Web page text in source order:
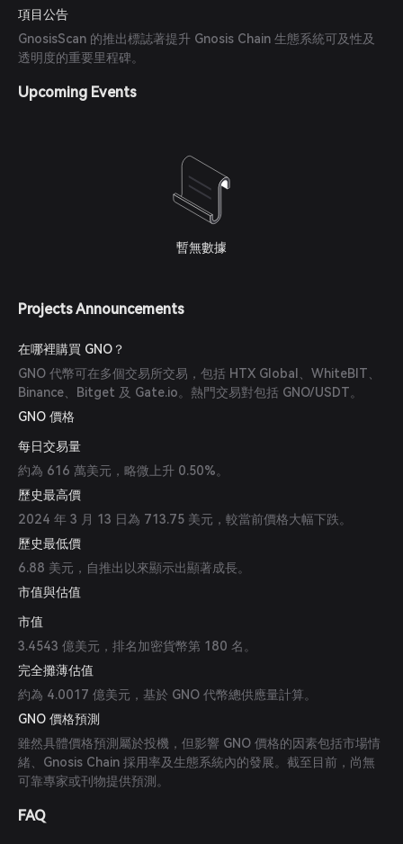
項目公告
GnosisScan 的推出標誌著提升 Gnosis Chain 生態系統可及性及
透明度的重要里程碑。
Upcoming Events
暫無數據
Projects Announcements
在哪裡購買 GNO？
GNO 代幣可在多個交易所交易，包括 HTX Global、WhiteBIT、
Binance、Bitget 及 Gate.io。熱門交易對包括 GNO/USDT。
GNO 價格
每日交易量
約為 616 萬美元，略微上升 0.50%。
歷史最高價
2024 年 3 月 13 日為 713.75 美元，較當前價格大幅下跌。
歷史最低價
6.88 美元，自推出以來顯示出顯著成長。
市值與估值
市值
3.4543 億美元，排名加密貨幣第 180 名。
完全攤薄估值
約為 4.0017 億美元，基於 GNO 代幣總供應量計算。
GNO 價格預測
雖然具體價格預測屬於投機，但影響 GNO 價格的因素包括市場情
緒、Gnosis Chain 採用率及生態系統內的發展。截至目前，尚無
可靠專家或刊物提供預測。
FAQ